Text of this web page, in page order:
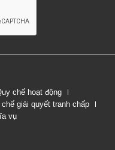
chế hoạt động
giải quyết tranh chấp
vụ